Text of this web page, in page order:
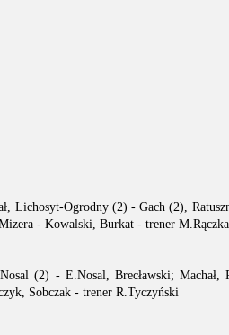
Lichosyt-Ogrodny (2) - Gach (2),
- Kowalski, Burkat - trener M.Rączka
(2) - E.Nosal, Brecławski;
Sobczak - trener R.Tyczyński